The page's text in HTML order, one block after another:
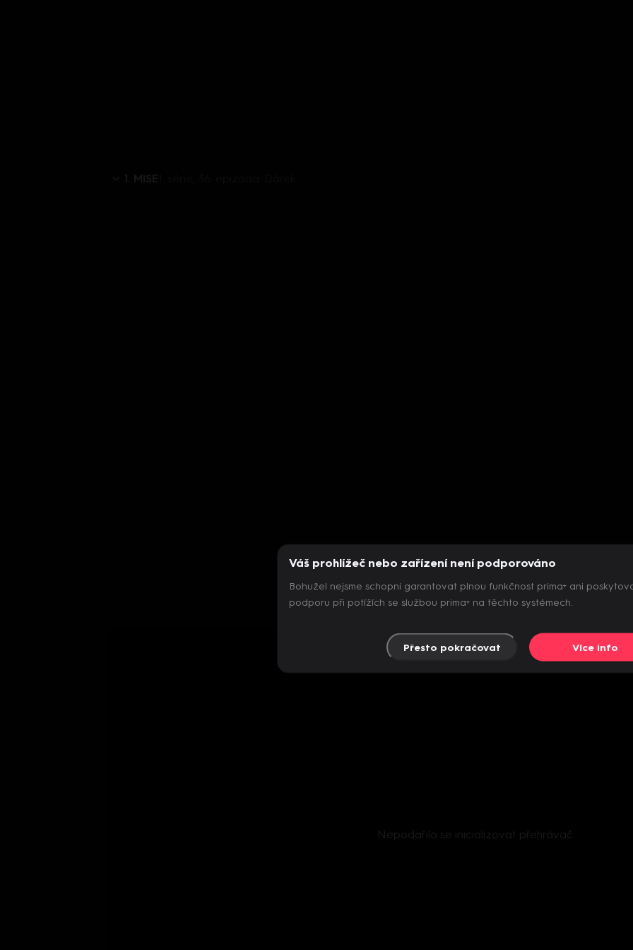
Nepodařilo se inicializovat přehrávač
Váš prohlížeč nebo zařízení není podporováno
Bohužel nejsme schopni garantovat plnou funkčnost prima+ ani
podporu při potížích se službou prima+ na těchto systémech.
Přesto pokračovat Více info